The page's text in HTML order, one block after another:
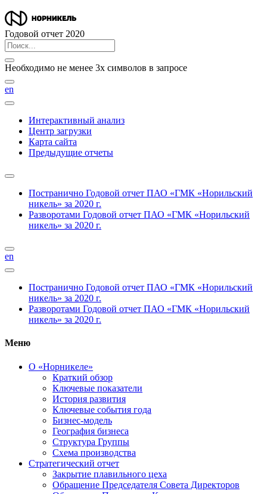
Годовой отчет 2020
Необходимо не менее 3х символов в запросе
en
Интерактивный анализ
Центр загрузки
Карта сайта
Предыдущие отчеты
Постранично Годовой отчет ПАО «ГМК «Норильский
никель» за 2020 г.
Разворотами Годовой отчет ПАО «ГМК «Норильский
никель» за 2020 г.
en
Постранично Годовой отчет ПАО «ГМК «Норильский
никель» за 2020 г.
Разворотами Годовой отчет ПАО «ГМК «Норильский
никель» за 2020 г.
Меню
О «Норникеле»
Краткий обзор
Ключевые показатели
История развития
Ключевые события года
Бизнес-модель
География бизнеса
Структура Группы
Схема производства
Стратегический отчет
Закрытие плавильного цеха
Обращение Председателя Совета Директоров